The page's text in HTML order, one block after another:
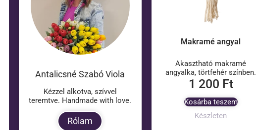
Antalicsné Szabó Viola
Kézzel alkotva, szívvel
teremtve. Handmade with love.
Rólam Készleten
Makramé angyal
1 200 Ft
Akasztható makramé
angyalka, törtfehér színben.
Kosárba teszem